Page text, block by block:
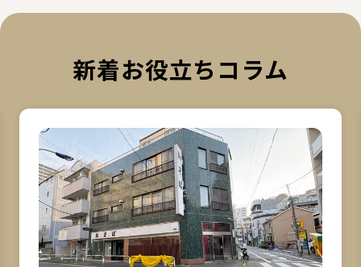
新着お役立ちコラム
詳細を見る